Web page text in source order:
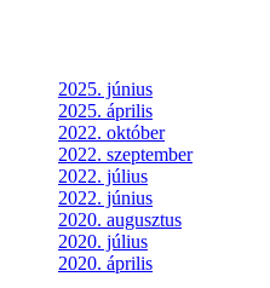
2025. június
2025. április
2022. október
2022. szeptember
2022. július
2022. június
2020. augusztus
2020. július
2020. április